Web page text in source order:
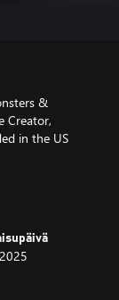
&
Creator,
in the US